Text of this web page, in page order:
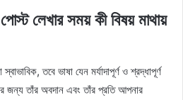
লেখার সময় কী বিষয় মাথায়
তবে ভাষা যেন মর্যাদাপূর্ণ ও শ্রদ্ধাপূর্ণ
জন্য তাঁর অবদান এবং তাঁর প্রতি আপনার